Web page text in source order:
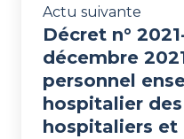
Actu suivante
Décret n°
décembre
personnel
hospitalier
hospitaliers et